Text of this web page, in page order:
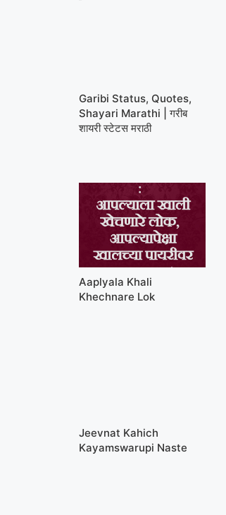
Garibi Status, Quotes,
Shayari Marathi | गरीब
शायरी स्टेटस मराठी
Aaplyala Khali
Khechnare Lok
Jeevnat Kahich
Kayamswarupi Naste